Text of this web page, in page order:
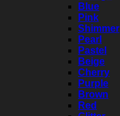
Blue
Pink
Shimmer
Pearl
Pastel
Beige
Cherry
Purple
Brown
Red